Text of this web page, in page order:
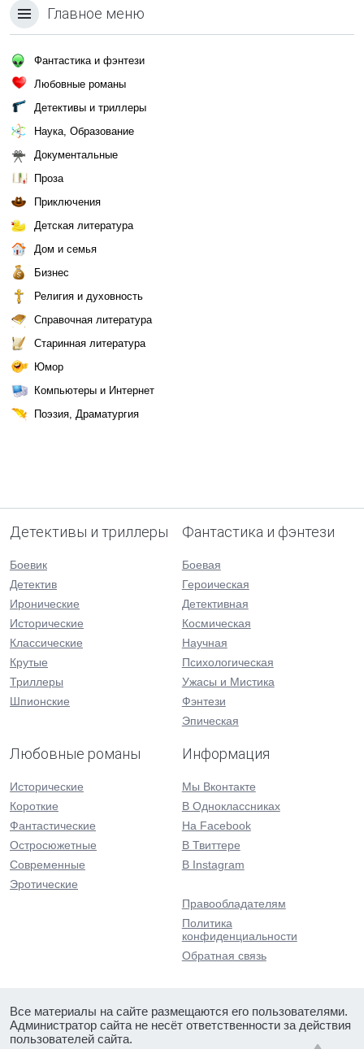
Главное меню
Фантастика и фэнтези
Любовные романы
Детективы и триллеры
Наука, Образование
Документальные
Проза
Приключения
Детская литература
Дом и семья
Бизнес
Религия и духовность
Справочная литература
Старинная литература
Юмор
Компьютеры и Интернет
Поэзия, Драматургия
Детективы и триллеры
Боевик
Детектив
Иронические
Исторические
Классические
Крутые
Триллеры
Шпионские
Фантастика и фэнтези
Боевая
Героическая
Детективная
Космическая
Научная
Психологическая
Ужасы и Мистика
Фэнтези
Эпическая
Любовные романы
Исторические
Короткие
Фантастические
Остросюжетные
Современные
Эротические
Информация
Мы Вконтакте
В Одноклассниках
На Facebook
В Твиттере
В Instagram
Правообладателям
Политика
конфиденциальности
Обратная связь
Все материалы на сайте размещаются его пользователями.
Администратор сайта не несёт ответственности за действия
пользователей сайта.